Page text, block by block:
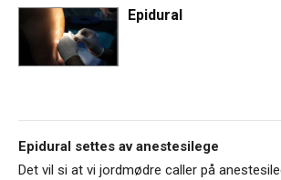
Epidural
Epidural settes av anestesilege
Det vil si at vi jordmødre caller på